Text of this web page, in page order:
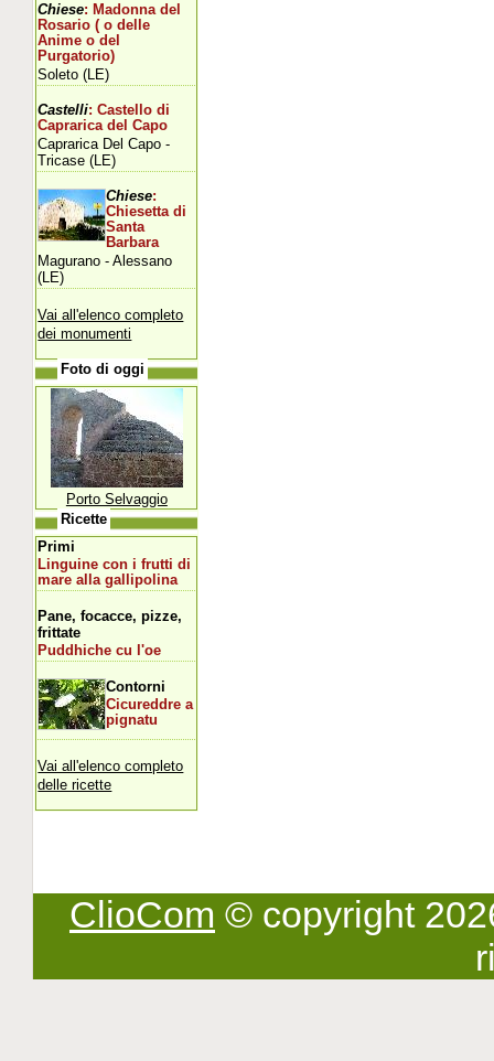
Chiese: Madonna del
Rosario ( o delle
Anime o del
Purgatorio)
Soleto (LE)
Castelli: Castello di
Caprarica del Capo
Caprarica Del Capo -
Tricase (LE)
Chiese:
Chiesetta di
Santa
Barbara
Magurano - Alessano
(LE)
Vai all'elenco completo
dei monumenti
Foto di oggi
Porto Selvaggio
Ricette
Primi
Linguine con i frutti di
mare alla gallipolina
Pane, focacce, pizze,
frittate
Puddhiche cu l'oe
Contorni
Cicureddre a
pignatu
Vai all'elenco completo
delle ricette
ClioCom © copyright